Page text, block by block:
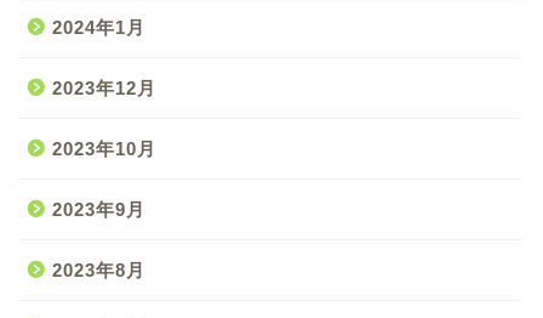
2024年1月
2023年12月
2023年10月
2023年9月
2023年8月